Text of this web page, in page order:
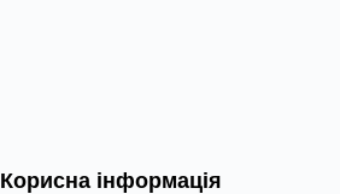
Корисна інформація